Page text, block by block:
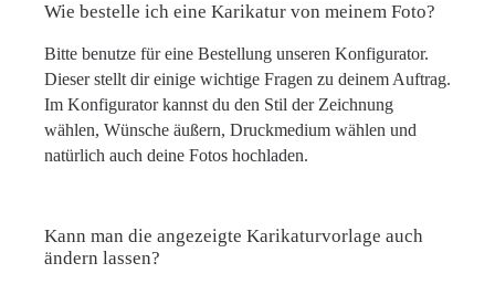
Wie bestelle ich eine Karikatur von meinem Foto?
Bitte benutze für eine Bestellung unseren Konfigurator.
Dieser stellt dir einige wichtige Fragen zu deinem Auftrag.
Im Konfigurator kannst du den Stil der Zeichnung
wählen, Wünsche äußern, Druckmedium wählen und
natürlich auch deine Fotos hochladen.
Kann man die angezeigte Karikaturvorlage auch
ändern lassen?